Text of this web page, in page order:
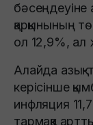
бәсеңдеуіне
қарқынының
ол 12,9%, ал
Алайда азық-
керісінше
инфляция
тармаққа